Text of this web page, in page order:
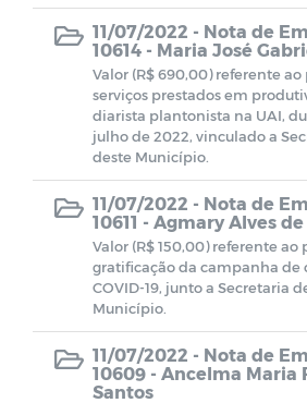
Termos de
Formulários de
Transição de Governo
11/07/2022 - Nota de
10614 - Maria José
Valor (R$ 690,00) referente
serviços prestados em
diarista plantonista na UAI,
julho de 2022, vinculado a
deste Município.
11/07/2022 - Nota de
10611 - Agmary Alves de
Valor (R$ 150,00) referente
gratificação da campanha de
COVID-19, junto a Secretaria
Município.
11/07/2022 - Nota de
10609 - Ancelma Maria
Santos